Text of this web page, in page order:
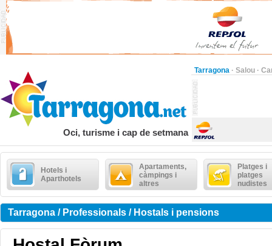
Tarragona · Salou ·
Oci, turisme i cap de setmana
Hotels i
Aparthotels
Apartaments,
càmpings i
altres
Platges i
platges
nudistes
Tarragona / Professionals / Hostals i pensions